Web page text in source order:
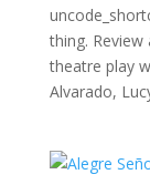
thing. Review
theatre play
Alvarado,